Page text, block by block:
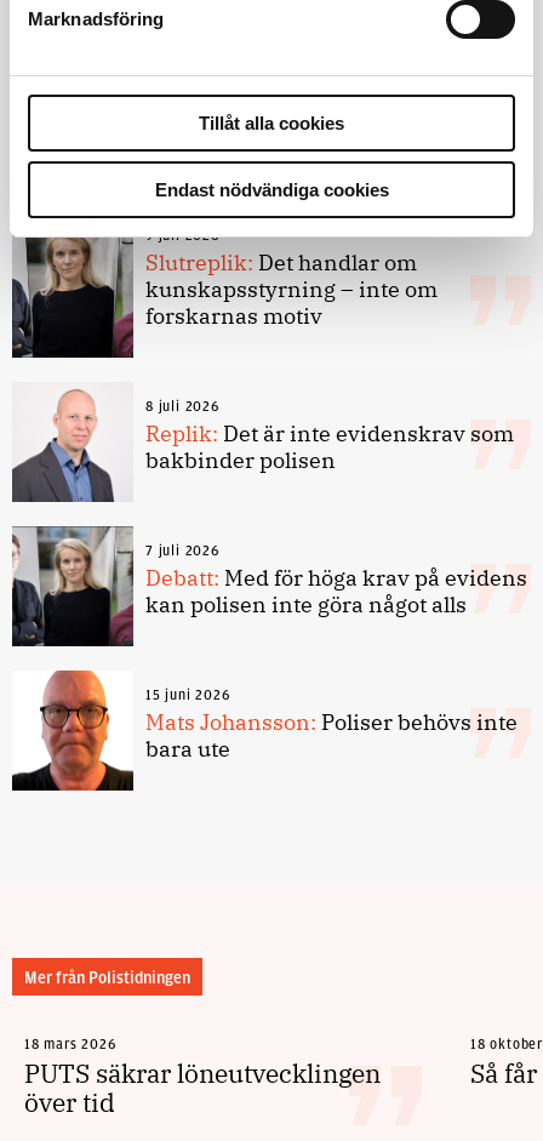
Marknadsföring
Tillåt alla cookies
Endast nödvändiga cookies
att rättas till”
Debatt
9 juli 2026
Slutreplik: Det handlar om
kunskapsstyrning – inte om
forskarnas motiv
8 juli 2026
Replik: Det är inte evidenskrav som
bakbinder polisen
7 juli 2026
Debatt: Med för höga krav på evidens
kan polisen inte göra något alls
15 juni 2026
Mats Johansson: Poliser behövs inte
bara ute
Mer från Polistidningen
18 mars 2026
PUTS säkrar löneutvecklingen
över tid
18
Så